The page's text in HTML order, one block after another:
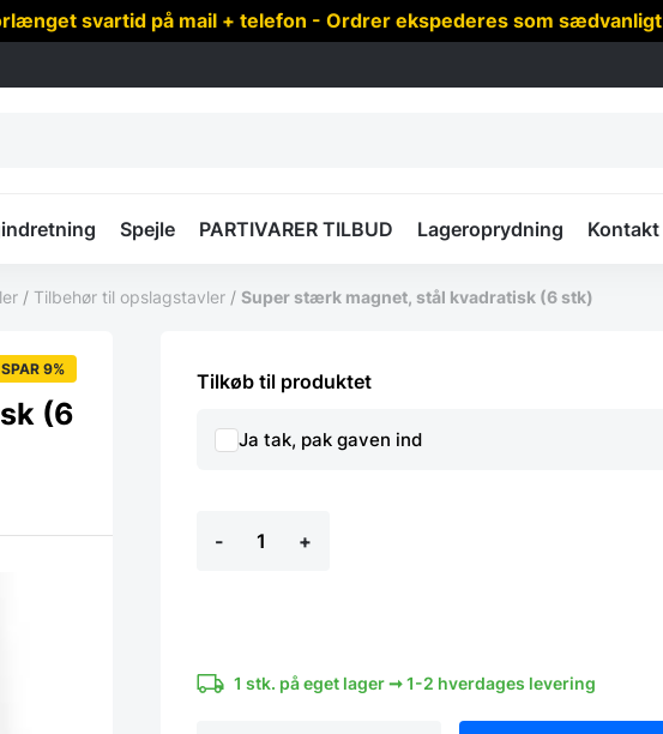
svartid på mail + telefon - Ordrer ekspederes som sædvanligt
Spejle PARTIVARER TILBUD Lageroprydning Kontakt
/ Tilbehør til opslagstavler / Super stærk magnet, stål kvadratisk (6 stk)
SPAR 9%
(6
Tilkøb til produktet
Ja tak, pak gaven ind
-
stærk
antal
+
1 stk. på eget lager ➞ 1-2 hverdages levering